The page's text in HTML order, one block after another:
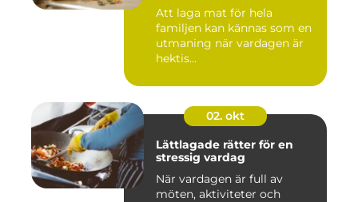
Att laga mat för hela
familjen kan kännas som en
utmaning när vardagen är
hektis...
02. okt
Lättlagade rätter för en
stressig vardag
När vardagen är full av
möten, aktiviteter och